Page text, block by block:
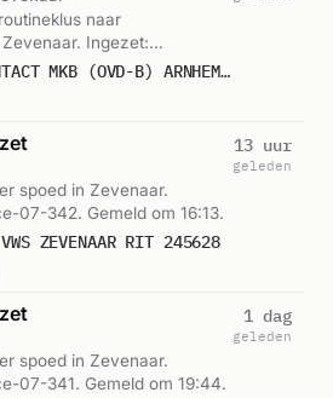
naar
Ingezet:
Officier van Dienst,
P 3 BON-02 CONTACT MKB (OVD-B) ARNHEMSEWEG ZEVENAAR 075097
spoed in Zevenaar.
07-342. Gemeld om 16:13.
ZEVENAAR RIT 245628
13 uur
geleden
spoed in Zevenaar.
07-341. Gemeld om 19:44.
1 dag
geleden